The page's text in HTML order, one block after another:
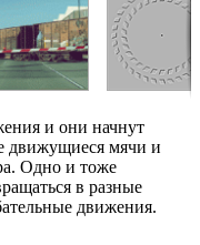
и они начнут
движущиеся мячи и
Одно и тоже
в разные
движения.